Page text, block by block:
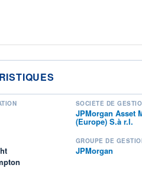
SOCIÉTÉ DE
JPMorgan Asset
(Europe) S.à r.l.
GROUPE DE
JPMorgan